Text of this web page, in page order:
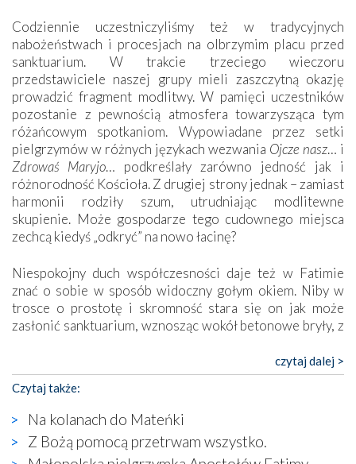
Codziennie uczestniczyliśmy też w tradycyjnych
nabożeństwach i procesjach na olbrzymim placu przed
sanktuarium. W trakcie trzeciego wieczoru
przedstawiciele naszej grupy mieli zaszczytną okazję
prowadzić fragment modlitwy. W pamięci uczestników
pozostanie z pewnością atmosfera towarzysząca tym
różańcowym spotkaniom. Wypowiadane przez setki
pielgrzymów w różnych językach wezwania Ojcze nasz… i
Zdrowaś Maryjo… podkreślały zarówno jedność jak i
różnorodność Kościoła. Z drugiej strony jednak – zamiast
harmonii rodziły szum, utrudniając modlitewne
skupienie. Może gospodarze tego cudownego miejsca
zechcą kiedyś „odkryć” na nowo łacinę?
Niespokojny duch współczesności daje też w Fatimie
znać o sobie w sposób widoczny gołym okiem. Niby w
trosce o prostotę i skromność stara się on jak może
zasłonić sanktuarium, wznosząc wokół betonowe bryły, z
katolickiego kultu. Tylko co wspólnego z żywą,
autentyczną wiarą mogą mieć płaskie, szare bunkry albo
kaplice, w których Tabernakulum przypomina bardziej
skrzynkę na narzędzia? Albo co powiedzieć o ustawionym
tuż przy nowej bazylice wielkim krzyżu, na którym
zamiast Chrystusa umieszczono dziwaczną postać jakby
czytaj dalej >
Czytaj także:
Na kolanach do Mateńki
Z Bożą pomocą przetrwam wszystko.